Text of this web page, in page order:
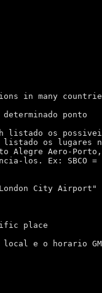
in many
determinado ponto
listado os
os lugares
Alegre Aero-
los. Ex: SBCO
City Airport"
place
local e o horario